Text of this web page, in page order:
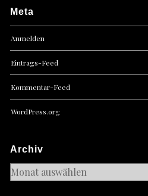
Meta
Anmelden
Eintrags-Feed
Kommentar-Feed
WordPress.org
Archiv
Archiv